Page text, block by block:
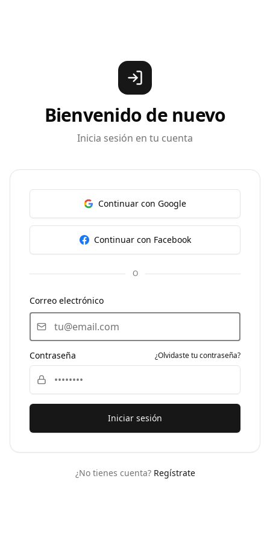
Bienvenido de nuevo
Inicia sesión en tu cuenta
Continuar con Google
Continuar con Facebook
O
Correo electrónico
Contraseña ¿Olvidaste tu contraseña?
Iniciar sesión
¿No tienes cuenta? Regístrate